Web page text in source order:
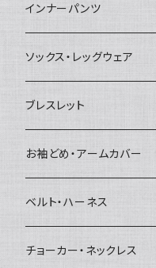
簪
インナーパンツ
ソックス・レッグウェア
ブレスレット
お袖どめ・アームカバー
ベルト・ハーネス
チョーカー・ネックレス